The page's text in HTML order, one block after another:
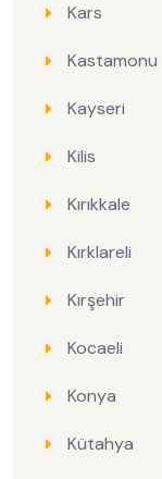
Kars
Kastamonu
Kayseri
Kilis
Kırıkkale
Kırklareli
Kırşehir
Kocaeli
Konya
Kütahya